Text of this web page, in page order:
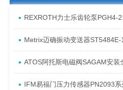
Metrix迈确振动变送器
ATOS阿托斯电磁阀SAGAM安装
IFM易福门压力传感器PN2093